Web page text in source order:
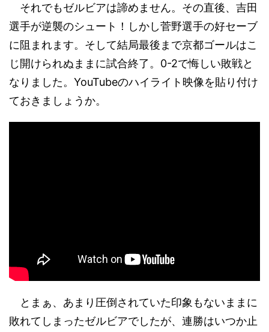
それでもゼルビアは諦めません。その直後、吉田
選手が逆襲のシュート！しかし菅野選手の好セーブ
に阻まれます。そして結局最後まで京都ゴールはこ
じ開けられぬままに試合終了。0-2で悔しい敗戦と
なりました。YouTubeのハイライト映像を貼り付け
ておきましょうか。
とまぁ、あまり圧倒されていた印象もないままに
敗れてしまったゼルビアでしたが、連勝はいつか止